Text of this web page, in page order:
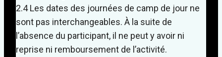
2.4 Les dates des journées de camp de jour ne
sont pas interchangeables. À la suite de
l’absence du participant, il ne peut y avoir ni
reprise ni remboursement de l’activité.